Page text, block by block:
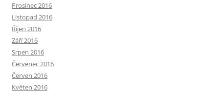
Prosinec 2016
Listopad 2016
Říjen 2016
Září 2016
Srpen 2016
Červenec 2016
Červen 2016
Květen 2016